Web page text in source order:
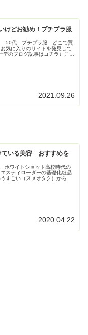
けどお勧め！プチプラ服
50代 プチプラ服 どこで買
気に入りのサイトを発見して
デのブログ記事はコチラ↓↓この
2021.09.26
いる美容 おすすめを
ワイトショット高校時代の
スティローダーの基礎化粧品
すごいコスメオタク）からす
2020.04.22